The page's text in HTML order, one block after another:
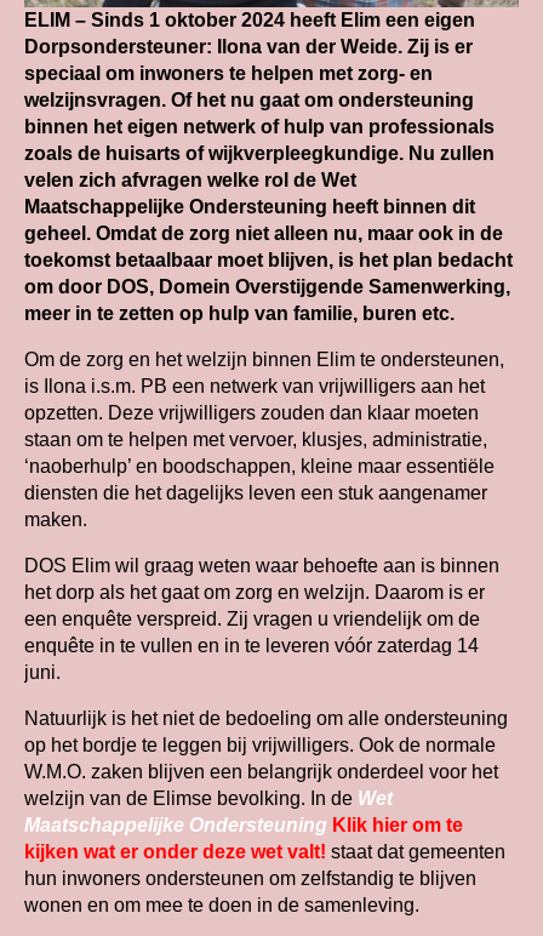
ELIM – Sinds 1 oktober 2024 heeft Elim een eigen
Dorpsondersteuner: Ilona van der Weide. Zij is er
speciaal om inwoners te helpen met zorg- en
welzijnsvragen. Of het nu gaat om ondersteuning
binnen het eigen netwerk of hulp van professionals
zoals de huisarts of wijkverpleegkundige. Nu zullen
velen zich afvragen welke rol de Wet
Maatschappelijke Ondersteuning heeft binnen dit
geheel. Omdat de zorg niet alleen nu, maar ook in de
toekomst betaalbaar moet blijven, is het plan bedacht
om door DOS, Domein Overstijgende Samenwerking,
meer in te zetten op hulp van familie, buren etc.
Om de zorg en het welzijn binnen Elim te ondersteunen,
is Ilona i.s.m. PB een netwerk van vrijwilligers aan het
opzetten. Deze vrijwilligers zouden dan klaar moeten
staan om te helpen met vervoer, klusjes, administratie,
‘naoberhulp’ en boodschappen, kleine maar essentiële
diensten die het dagelijks leven een stuk aangenamer
maken.
DOS Elim wil graag weten waar behoefte aan is binnen
het dorp als het gaat om zorg en welzijn. Daarom is er
een enquête verspreid. Zij vragen u vriendelijk om de
enquête in te vullen en in te leveren vóór zaterdag 14
juni.
Natuurlijk is het niet de bedoeling om alle ondersteuning
op het bordje te leggen bij vrijwilligers. Ook de normale
W.M.O. zaken blijven een belangrijk onderdeel voor het
welzijn van de Elimse bevolking. In de Wet
Maatschappelijke Ondersteuning Klik hier om te
kijken wat er onder deze wet valt! staat dat gemeenten
hun inwoners ondersteunen om zelfstandig te blijven
wonen en om mee te doen in de samenleving.